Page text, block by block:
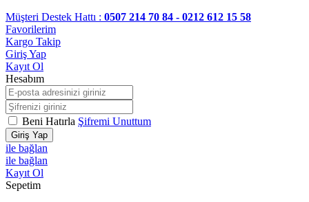
Müşteri Destek Hattı : 0507 214 70 84 - 0212 612 15 58
Favorilerim
Kargo Takip
Giriş Yap
Kayıt Ol
Hesabım
Beni Hatırla Şifremi Unuttum
Giriş Yap
ile bağlan
ile bağlan
Kayıt Ol
Sepetim